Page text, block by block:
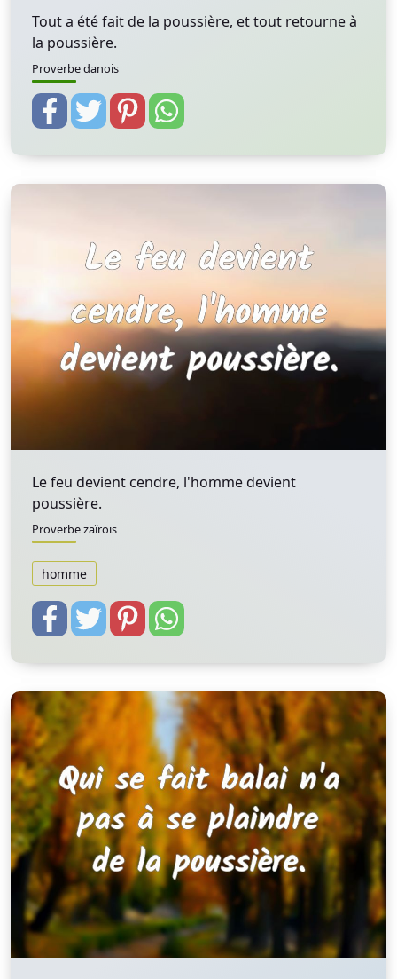
Tout a été fait de la poussière, et tout retourne à
la poussière.
Proverbe danois
Le feu devient cendre, l'homme devient
poussière.
Proverbe zaïrois
homme